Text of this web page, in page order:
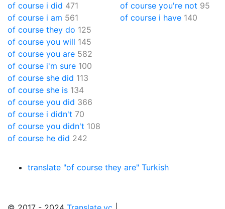
of course i did 471
of course i am 561
of course you're not 95
of course i have 140
of course they do 125
of course you will 145
of course you are 582
of course i'm sure 100
of course she did 113
of course she is 134
of course you did 366
of course i didn't 70
of course you didn't 108
of course he did 242
translate "of course they are" Turkish